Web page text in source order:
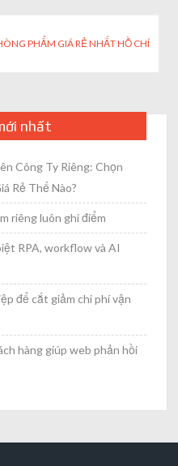
PHẨM GIÁ RẺ NHẤT HỒ CHÍ
nhất
Công Ty Riêng: Chọn
Rẻ Thế Nào?
riêng luôn ghi điểm
RPA, workflow và AI
để cắt giảm chi phí vận
hàng giúp web phản hồi